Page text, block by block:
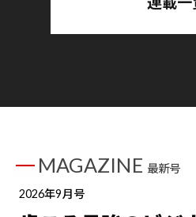
MAGAZINE 最新号
2026年9月号